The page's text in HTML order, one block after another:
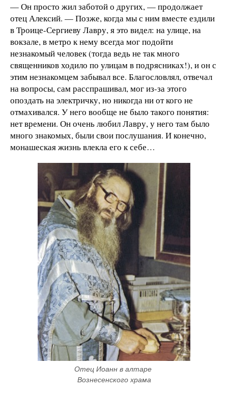
— Он просто жил заботой о других, — продолжает
отец Алексий. — Позже, когда мы с ним вместе ездили
в Троице-Сергиеву Лавру, я это видел: на улице, на
вокзале, в метро к нему всегда мог подойти
незнакомый человек (тогда ведь не так много
священников ходило по улицам в подрясниках!), и он с
этим незнакомцем забывал все. Благословлял, отвечал
на вопросы, сам расспрашивал, мог из-за этого
опоздать на электричку, но никогда ни от кого не
отмахивался. У него вообще не было такого понятия:
нет времени. Он очень любил Лавру, у него там было
много знакомых, были свои послушания. И конечно,
монашеская жизнь влекла его к себе…
Отец Иоанн в алтаре
Вознесенского храма